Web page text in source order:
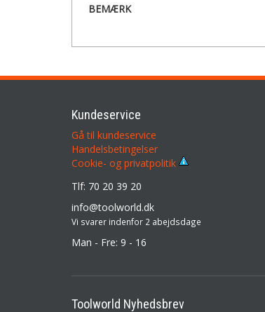
BEMÆRK
Kundeservice
Gå til kundeservice
Handelsbetingelser
Cookie- og privatpolitik
Tlf: 70 20 39 20
info@toolworld.dk
Vi svarer indenfor 2 abejdsdage
Man - Fre: 9 - 16
Toolworld Nyhedsbrev